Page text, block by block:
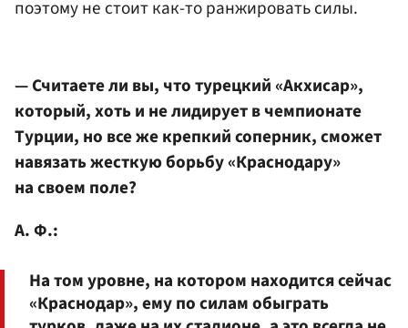
поэтому не стоит как-то ранжировать силы.
— Считаете ли вы, что турецкий «Акхисар»,
который, хоть и не лидирует в чемпионате
Турции, но все же крепкий соперник, сможет
навязать жесткую борьбу «Краснодару»
на своем поле?
А. Ф.:
На том уровне, на котором находится сейчас
«Краснодар», ему по силам обыграть